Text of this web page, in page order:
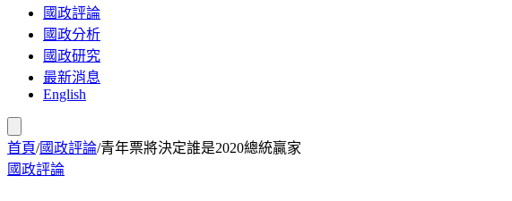
國政評論
國政分析
國政研究
最新消息
English
首頁/國政評論/青年票將決定誰是2020總統贏家
國政評論